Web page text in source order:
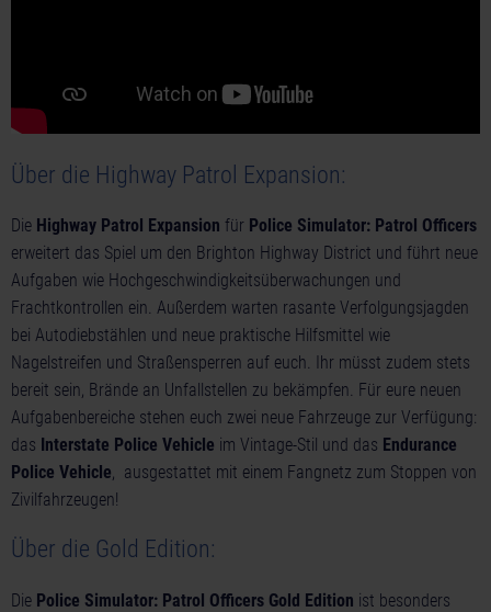
Über die Highway Patrol Expansion:
Die Highway Patrol Expansion für Police Simulator: Patrol Officers
erweitert das Spiel um den Brighton Highway District und führt neue
Aufgaben wie Hochgeschwindigkeitsüberwachungen und
Frachtkontrollen ein. Außerdem warten rasante Verfolgungsjagden
bei Autodiebstählen und neue praktische Hilfsmittel wie
Nagelstreifen und Straßensperren auf euch. Ihr müsst zudem stets
bereit sein, Brände an Unfallstellen zu bekämpfen. Für eure neuen
Aufgabenbereiche stehen euch zwei neue Fahrzeuge zur Verfügung:
das Interstate Police Vehicle im Vintage-Stil und das Endurance
Police Vehicle, ausgestattet mit einem Fangnetz zum Stoppen von
Zivilfahrzeugen!
Über die Gold Edition:
Die Police Simulator: Patrol Officers Gold Edition ist besonders